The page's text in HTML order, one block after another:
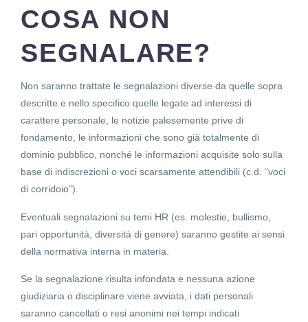
COSA NON
SEGNALARE?
Non saranno trattate le segnalazioni diverse da quelle sopra
descritte e nello specifico quelle legate ad interessi di
carattere personale, le notizie palesemente prive di
fondamento, le informazioni che sono già totalmente di
dominio pubblico, nonché le informazioni acquisite solo sulla
base di indiscrezioni o voci scarsamente attendibili (c.d. “voci
di corridoio”).
Eventuali segnalazioni su temi HR (es. molestie, bullismo,
pari opportunità, diversità di genere) saranno gestite ai sensi
della normativa interna in materia.
Se la segnalazione risulta infondata e nessuna azione
giudiziaria o disciplinare viene avviata, i dati personali
saranno cancellati o resi anonimi nei tempi indicati